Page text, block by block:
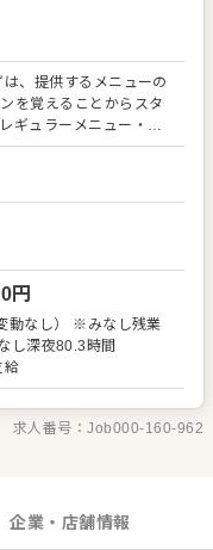
は、提供するメニューの
を覚えることからスタ
ギュラーメニュー・限
すので、店舗業務全般
れます。 よりよいお店
ンク作り、提供 ・予約
けまでの調理業務 ・食
スタッフの教育 など
お任せしますので、
う。先輩スタッフがあ
経験が浅い方も安心し
くは、ステップアップ
円
動なし） ※みなし残業
し深夜80.3時間
給
求人番号：Job000-160-962
企業・店舗情報